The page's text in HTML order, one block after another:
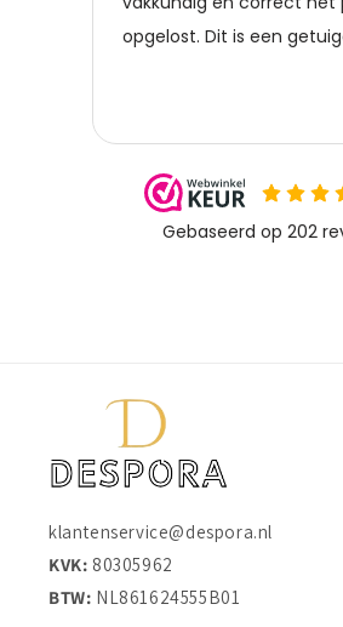
klantenservice@despora.nl
KVK: 80305962
BTW: NL861624555B01